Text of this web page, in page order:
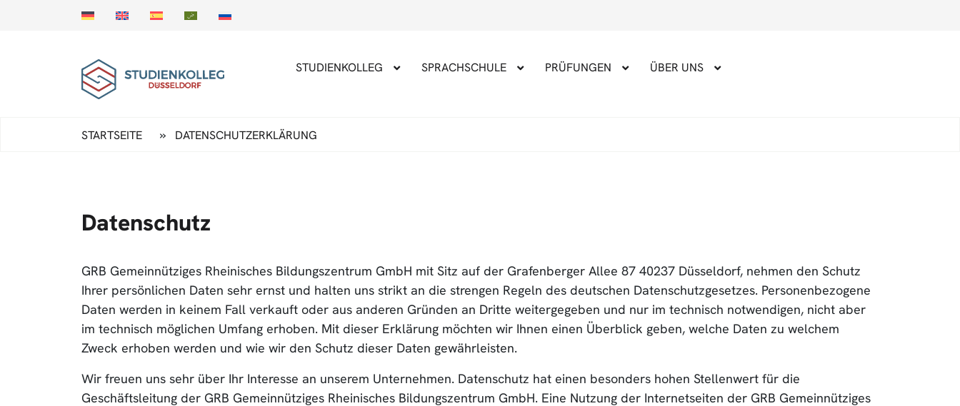
STUDIENKOLLEG SPRACHSCHULE PRÜFUNGEN ÜBER UNS
STARTSEITE » DATENSCHUTZERKLÄRUNG
Datenschutz
GRB Gemeinnütziges Rheinisches Bildungszentrum GmbH mit Sitz auf der Grafenberger Allee 87 40237 Düsseldorf, nehmen den Schutz
Ihrer persönlichen Daten sehr ernst und halten uns strikt an die strengen Regeln des deutschen Datenschutzgesetzes. Personenbezogene
Daten werden in keinem Fall verkauft oder aus anderen Gründen an Dritte weitergegeben und nur im technisch notwendigen, nicht aber
im technisch möglichen Umfang erhoben. Mit dieser Erklärung möchten wir Ihnen einen Überblick geben, welche Daten zu welchem
Zweck erhoben werden und wie wir den Schutz dieser Daten gewährleisten.
Wir freuen uns sehr über Ihr Interesse an unserem Unternehmen. Datenschutz hat einen besonders hohen Stellenwert für die
Geschäftsleitung der GRB Gemeinnütziges Rheinisches Bildungszentrum GmbH. Eine Nutzung der Internetseiten der GRB Gemeinnütziges